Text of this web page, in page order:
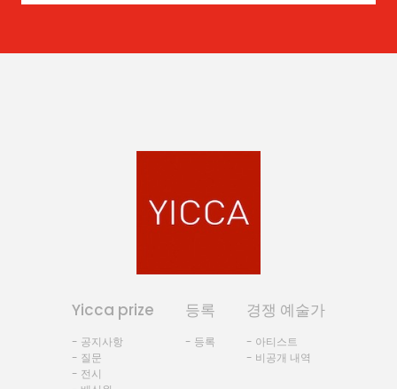
Yicca prize
- 공지사항
- 질문
- 전시
등록
- 등록
경쟁 예술가
- 아티스트
- 비공개 내역